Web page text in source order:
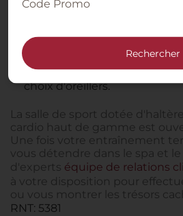
Restez connecté avec
toutes les chambres.
Profitez d'une bonne nuit
matelas haut de gamme de
choix d'oreillers.
La salle de sport dotée
cardio haut de gamme est
Une fois votre entraînement
vous détendre dans le spa et
d'experts équipe de relations
à votre disposition pour
ou vous montrer les trésors
RNT: 5381
Code Promo
Rechercher